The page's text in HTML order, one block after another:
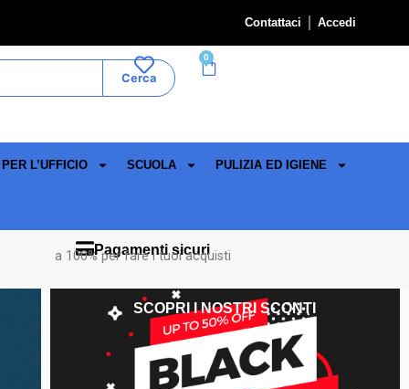
Contattaci Accedi
Cerca
0
L’UFFICIO SCUOLA PULIZIA ED IGIENE
Pagamenti sicuri
a 100% per fare i tuoi acquisti
SCOPRI I NOSTRI SCONTI